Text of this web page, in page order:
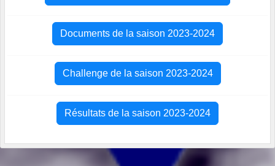
Documents de la saison 2023-2024
Challenge de la saison 2023-2024
Résultats de la saison 2023-2024